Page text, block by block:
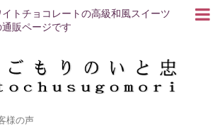
トチョコレートの高級和風スイーツ
通販ページです
様の声